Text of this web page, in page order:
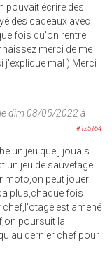
pouvait écrire des
des cadeaux avec
fois qu'on rentre
merci de me
j'explique mal ) Merci
le dim 08/05/2022 à
#125164
un jeu que j jouais
un jeu de sauvetage
moto,on peut jouer
plus,chaque fois
est amené
poursuit la
dernier chef pour